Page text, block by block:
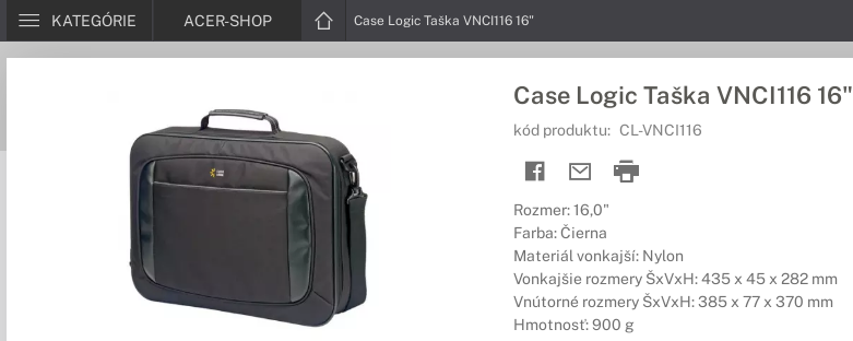
KATEGÓRIE ACER-SHOP Case Logic Taška VNCI116 16"
Case Logic Taška VNCI116 16"
kód produktu: CL-VNCI116
Rozmer: 16,0"
Farba: Čierna
Materiál vonkajší: Nylon
Vonkajšie rozmery ŠxVxH: 435 x 45 x 282 mm
Vnútorné rozmery ŠxVxH: 385 x 77 x 370 mm
Hmotnosť: 900 g